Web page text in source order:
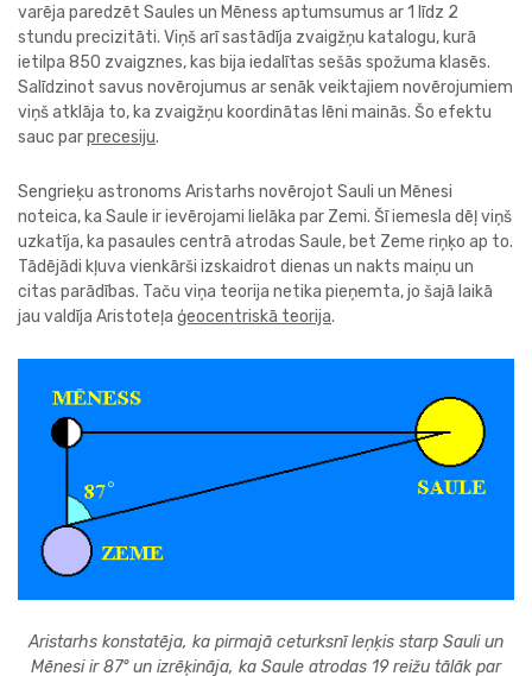
varēja paredzēt Saules un Mēness aptumsumus ar 1 līdz 2
stundu precizitāti. Viņš arī sastādīja zvaigžņu katalogu, kurā
ietilpa 850 zvaigznes, kas bija iedalītas sešās spožuma klasēs.
Salīdzinot savus novērojumus ar senāk veiktajiem novērojumiem
viņš atklāja to, ka zvaigžņu koordinātas lēni mainās. Šo efektu
sauc parprecesiju.
Sengrieķu astronoms Aristarhs novērojot Sauli un Mēnesi
noteica, ka Saule ir ievērojami lielāka par Zemi. Šī iemesla dēļ viņš
uzkatīja, ka pasaules centrā atrodas Saule, bet Zeme riņķo ap to.
Tādējādi kļuva vienkārši izskaidrot dienas un nakts maiņu un
citas parādības. Taču viņa teorija netika pieņemta, jo šajā laikā
jau valdīja Aristoteļa ģeocentriskā teorija.
Aristarhs konstatēja, ka pirmajā ceturksnī leņķis starp Sauli un
Mēnesi ir 87° un izrēķināja, ka Saule atrodas 19 reižu tālāk par